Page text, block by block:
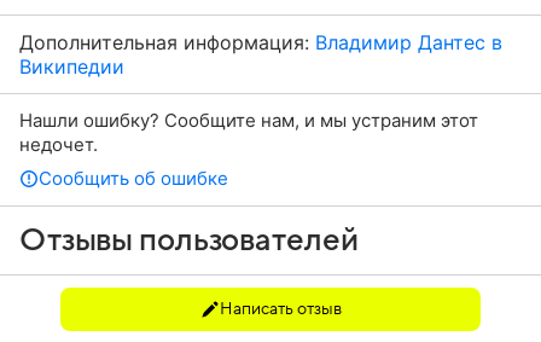
Дополнительная информация: Владимир Дантес в
Википедии
Нашли ошибку? Сообщите нам, и мы устраним этот
недочет.
Сообщить об ошибке
Отзывы пользователей
Написать отзыв